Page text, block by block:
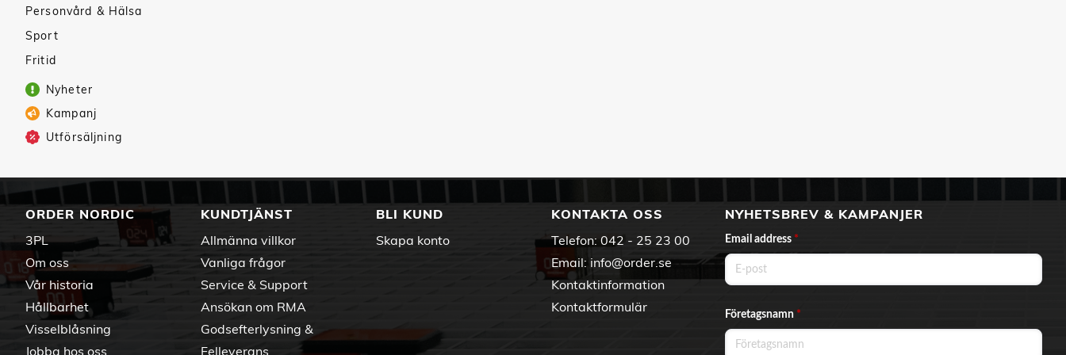
Personvård & Hälsa
Sport
Fritid
Nyheter
Kampanj
Utförsäljning
ORDER NORDIC
3PL
Om oss
Vår historia
Hållbarhet
Visselblåsning
Jobba hos oss
KUNDTJÄNST
Allmänna villkor
Vanliga frågor
Service & Support
Ansökan om RMA
Godsefterlysning &
Felleverans
BLI KUND
Skapa konto
KONTAKTA OSS
Telefon: 042 - 25 23 00
Email: info@order.se
Kontaktinformation
Kontaktformulär
NYHETSBREV & KAMPANJER
Email address *
Företagsnamn *